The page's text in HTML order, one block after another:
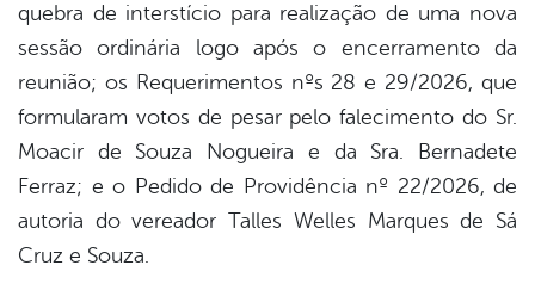
quebra de interstício para realização de uma nova
sessão ordinária logo após o encerramento da
reunião; os Requerimentos nºs 28 e 29/2026, que
formularam votos de pesar pelo falecimento do Sr.
Moacir de Souza Nogueira e da Sra. Bernadete
Ferraz; e o Pedido de Providência nº 22/2026, de
autoria do vereador Talles Welles Marques de Sá
Cruz e Souza.